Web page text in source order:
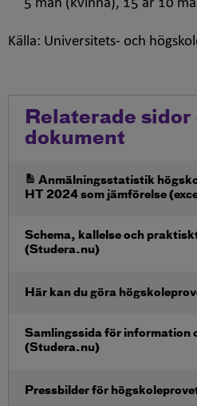
5 mån (kvinna), 15 år 10
Källa: Universitets- och
Relaterade sidor
dokument
Öppna i nytt fönster
Anmälningsstatistik
HT 2024 som jämförelse
Öppna i nytt fönster
Schema, kallelse och
(Studera.nu)
Öppna i nytt fönster
Här kan du göra
Öppna i nytt fönster
Samlingssida för information
(Studera.nu)
Pressbilder för